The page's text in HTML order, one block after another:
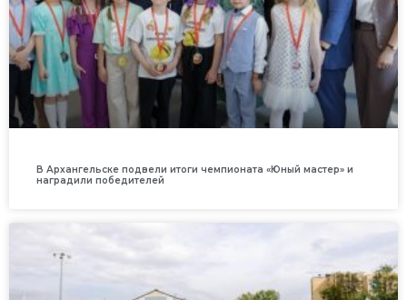
В Архангельске подвели итоги чемпионата «Юный мастер» и
наградили победителей